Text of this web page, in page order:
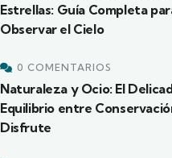
Estrellas: Guía Completa
Observar el Cielo
0 COMENTARIOS
Naturaleza y Ocio: El
Equilibrio entre
Disfrute